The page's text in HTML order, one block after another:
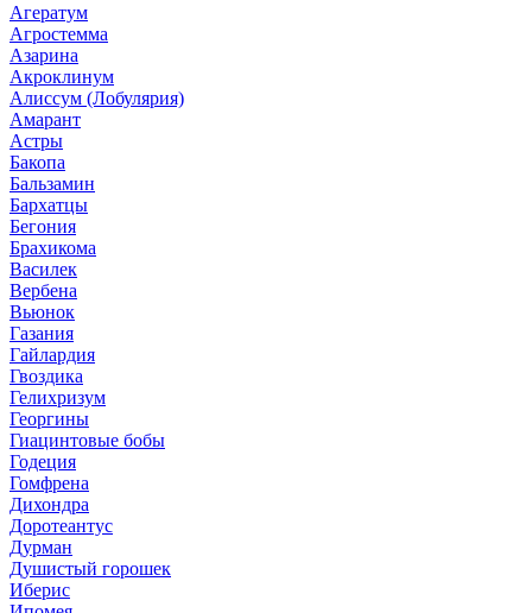
Агератум
Агростемма
Азарина
Акроклинум
Алиссум (Лобулярия)
Амарант
Астры
Бакопа
Бальзамин
Бархатцы
Бегония
Брахикома
Василек
Вербена
Вьюнок
Газания
Гайлардия
Гвоздика
Гелихризум
Георгины
Гиацинтовые бобы
Годеция
Гомфрена
Дихондра
Доротеантус
Дурман
Душистый горошек
Иберис